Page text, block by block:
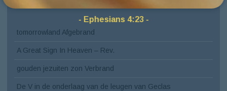
tomorrowland Afgebrand
A Great Sign In Heaven – Rev.
gouden jezuiten zon Verbrand
De V in de onderlaag van de leugen van Geclas
- Ephesians 4:23 -